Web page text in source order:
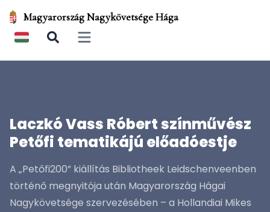
Magyarország Nagykövetsége Hága
Open main menu
Laczkó Vass Róbert színművész
Petőfi tematikájú előadóestje
A „Petőfi200” kiállítás Bibliotheek Leidschenveenben
történő megnyitója után Magyarország Hágai
Nagykövetsége szervezésében – a Hollandiai Mikes